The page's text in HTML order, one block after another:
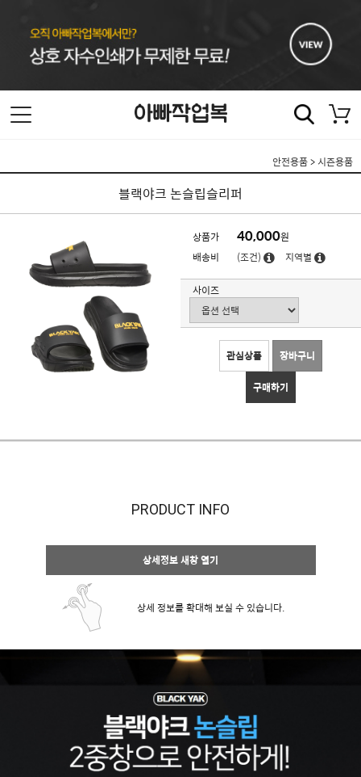
안전용품> 시즌용품
블랙야크 논슬립슬리퍼
상품가 40,000원
배송비
(조건) 지역별
사이즈
관심상품 장바구니
구매하기
PRODUCT INFO
상세정보 새창 열기
상세 정보를 확대해 보실 수 있습니다.